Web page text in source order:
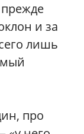
и за
лишь
про